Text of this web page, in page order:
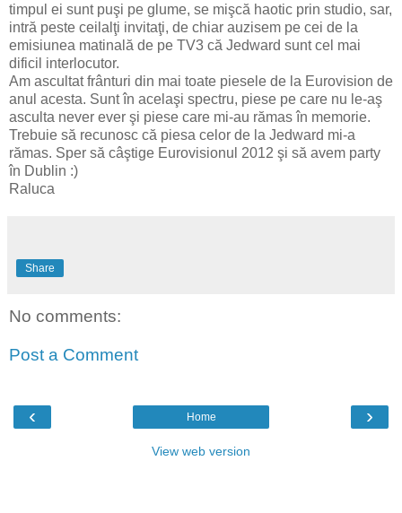
timpul ei sunt puşi pe glume, se mişcă haotic prin studio, sar,
intră peste ceilalţi invitaţi, de chiar auzisem pe cei de la
emisiunea matinală de pe TV3 că Jedward sunt cel mai
dificil interlocutor.
Am ascultat frânturi din mai toate piesele de la Eurovision de
anul acesta. Sunt în acelaşi spectru, piese pe care nu le-aş
asculta never ever şi piese care mi-au rămas în memorie.
Trebuie să recunosc că piesa celor de la Jedward mi-a
rămas. Sper să câştige Eurovisionul 2012 şi să avem party
în Dublin :)
Raluca
Share
No comments:
Post a Comment
‹ ›
Home
View web version